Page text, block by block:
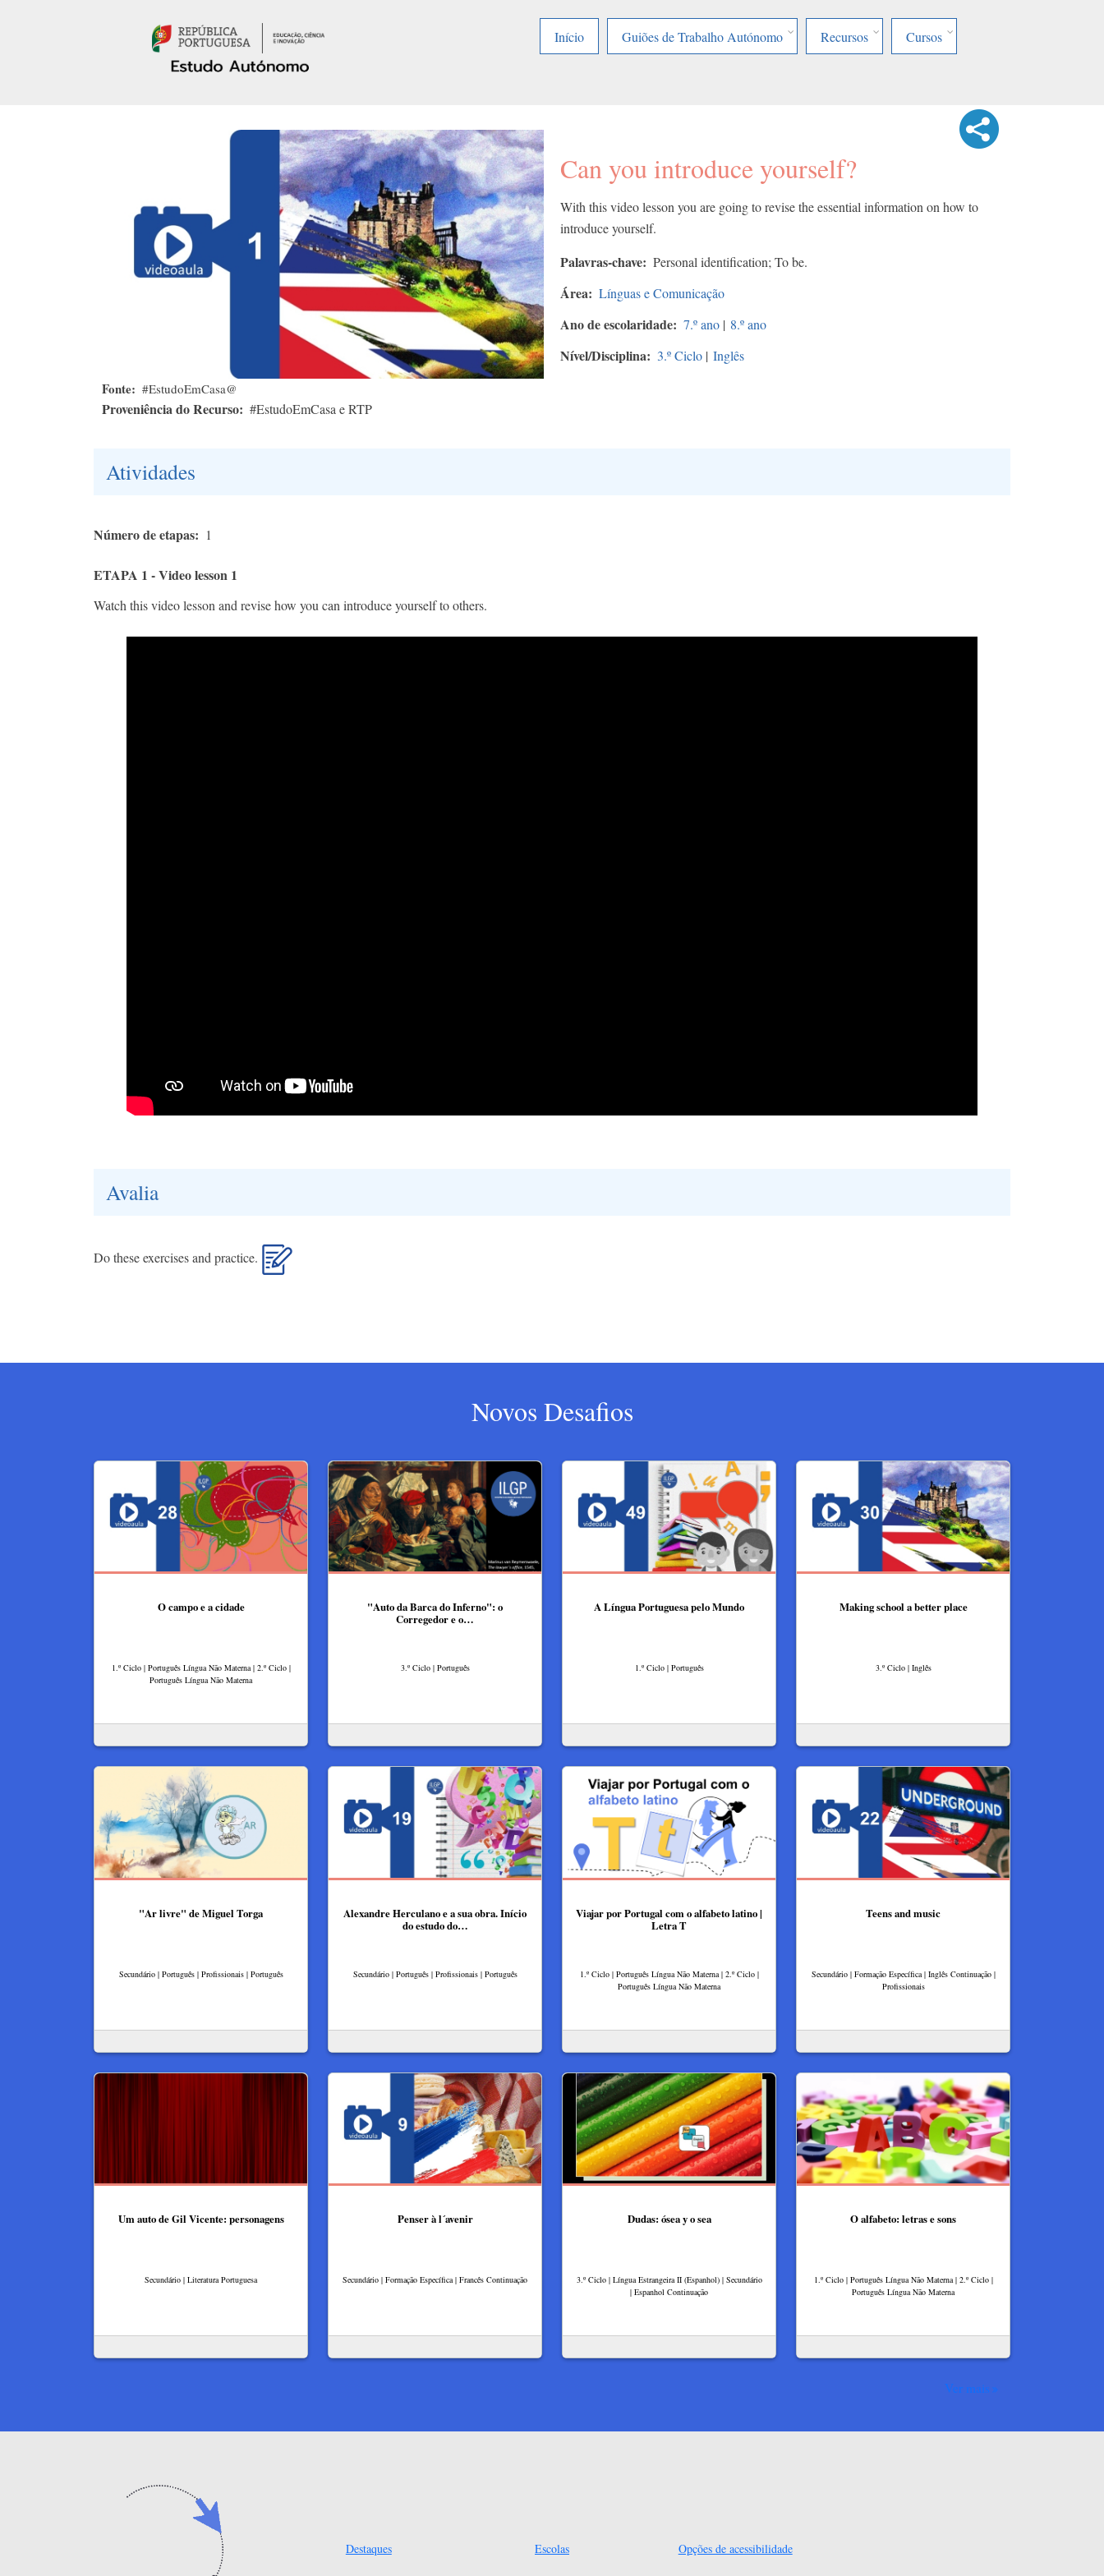
Início
Guiões de Trabalho Autónomo Recursos Cursos
Fonte #EstudoEmCasa@
Proveniência do Recurso #EstudoEmCasa e RTP
Can you introduce yourself?
With this video lesson you are going to revise the essential information on how to
introduce yourself.
Palavras-chave Personal identification; To be.
Área Línguas e Comunicação
Ano de escolaridade 7.º ano | 8.º ano
Nível/Disciplina 3.º Ciclo | Inglês
Atividades
Número de etapas 1
ETAPA 1 - Video lesson 1
Watch this video lesson and revise how you can introduce yourself to others.
Avalia
Do these exercises and practice.
Novos Desafios
O campo e a cidade
1.º Ciclo | Português Língua Não Materna | 2.º Ciclo |
Português Língua Não Materna
"Auto da Barca do Inferno": o
Corregedor e o…
3.º Ciclo | Português
A Língua Portuguesa pelo Mundo
1.º Ciclo | Português
Making school a better place
3.º Ciclo | Inglês
"Ar livre" de Miguel Torga
Secundário | Português | Profissionais | Português
Alexandre Herculano e a sua obra. Início
do estudo do…
Secundário | Português | Profissionais | Português
Viajar por Portugal com o alfabeto latino |
Letra T
1.º Ciclo | Português Língua Não Materna | 2.º Ciclo |
Português Língua Não Materna
Teens and music
Secundário | Formação Específica | Inglês Continuação |
Profissionais
Um auto de Gil Vicente: personagens
Secundário | Literatura Portuguesa
Penser à l´avenir
Secundário | Formação Específica | Francês Continuação
Dudas: ósea y o sea
3.º Ciclo | Língua Estrangeira II (Espanhol) | Secundário
| Espanhol Continuação
O alfabeto: letras e sons
1.º Ciclo | Português Língua Não Materna | 2.º Ciclo |
Português Língua Não Materna
Ver mais
Destaques
Escolas
Opções de acessibilidade